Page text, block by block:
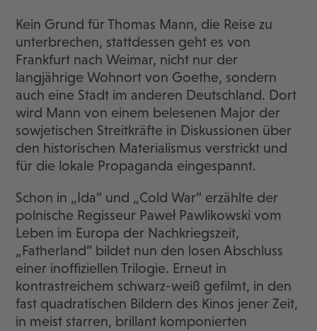
Kein Grund für Thomas Mann, die Reise zu
unterbrechen, stattdessen geht es von
Frankfurt nach Weimar, nicht nur der
langjährige Wohnort von Goethe, sondern
auch eine Stadt im anderen Deutschland. Dort
wird Mann von einem belesenen Major der
sowjetischen Streitkräfte in Diskussionen über
den historischen Materialismus verstrickt und
für die lokale Propaganda eingespannt.
Schon in „Ida“ und „Cold War“ erzählte der
polnische Regisseur Paweł Pawlikowski vom
Leben im Europa der Nachkriegszeit,
„Fatherland“ bildet nun den losen Abschluss
einer inoffiziellen Trilogie. Erneut in
kontrastreichem schwarz-weiß gefilmt, in den
fast quadratischen Bildern des Kinos jener Zeit,
in meist starren, brillant komponierten